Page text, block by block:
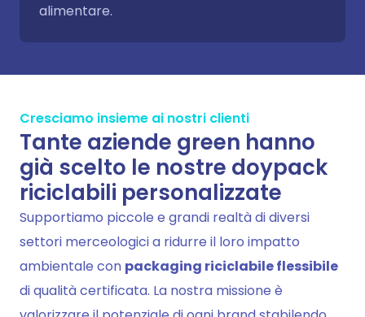
alimentare.
Cresciamo insieme ai nostri clienti
Tante aziende green hanno
già scelto le nostre doypack
riciclabili personalizzate
Supportiamo piccole e grandi realtà di diversi
settori merceologici a ridurre il loro impatto
ambientale con packaging riciclabile flessibile
di qualità certificata. La nostra missione è